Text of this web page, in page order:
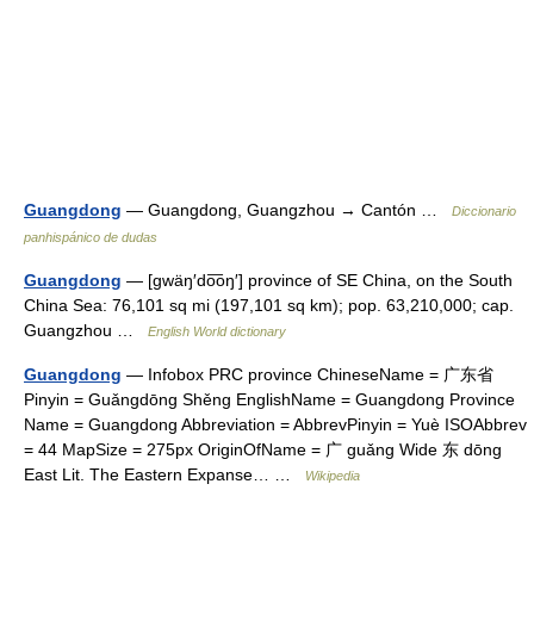
Guangdong — Guangdong, Guangzhou → Cantón …
Diccionario
panhispánico de dudas
Guangdong — [gwäŋ′do͞oŋ′] province of SE China, on the South
China Sea: 76,101 sq mi (197,101 sq km); pop. 63,210,000; cap.
Guangzhou …
English World dictionary
Guangdong — Infobox PRC province ChineseName = 广东省
Pinyin = Guǎngdōng Shěng EnglishName = Guangdong Province
Name = Guangdong Abbreviation = AbbrevPinyin = Yuè ISOAbbrev
= 44 MapSize = 275px OriginOfName = 广 guǎng Wide 东 dōng
East Lit. The Eastern Expanse… …
Wikipedia